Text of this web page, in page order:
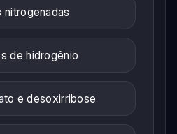
nitrogenadas
de hidrogênio
e desoxirribose